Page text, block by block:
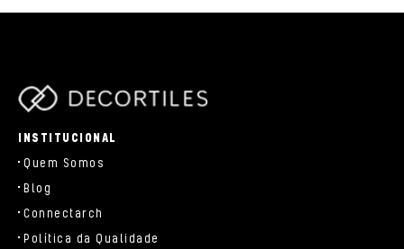
INSTITUCIONAL
Quem Somos
Blog
Connectarch
Política da Qualidade